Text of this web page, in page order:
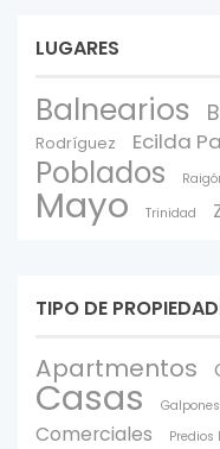
LUGARES
Balnearios
Rodríguez
Ecilda
Poblados
Mayo Trinidad
TIPO DE
Apartmentos
Casas
Comerciales
Predios